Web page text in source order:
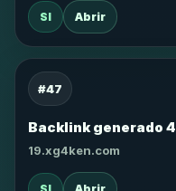
SI Abrir
#47
Backlink generado
19.xg4ken.com